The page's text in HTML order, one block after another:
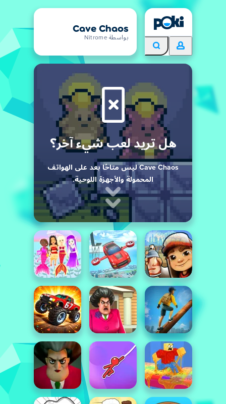
Cave Chaos
بواسطة Nitrome
هل تريد لعب شيء آخر؟
Cave Chaos ليس متاحًا بعد على الهواتف
المحمولة والأجهزة اللوحية.